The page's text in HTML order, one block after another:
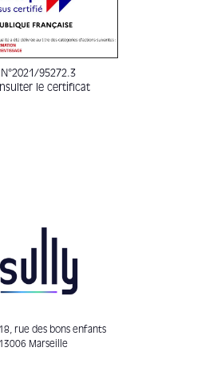
N°2021/95272.3
le certificat
rue des bons enfants
Marseille